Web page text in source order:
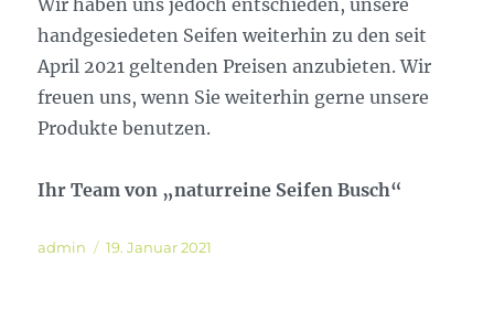
Wir haben uns jedoch entschieden, unsere
handgesiedeten Seifen weiterhin zu den seit
April 2021 geltenden Preisen anzubieten. Wir
freuen uns, wenn Sie weiterhin gerne unsere
Produkte benutzen.
Ihr Team von „naturreine Seifen Busch“
Autor
admin
Veröffentlicht
19. Januar 2021